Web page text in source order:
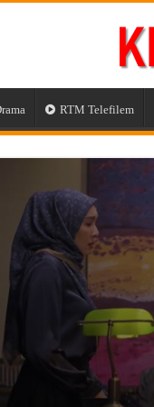
RTM Telefilem